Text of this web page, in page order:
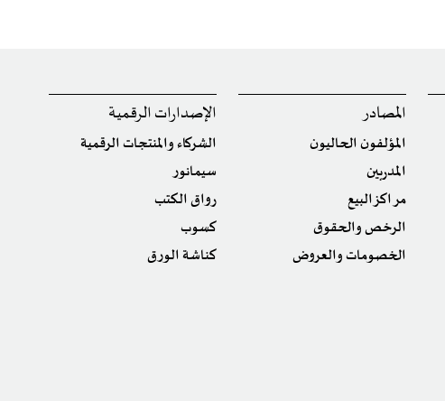
المصادر
المؤلفون الحاليون
المدربين
مراكز البيع
الرخص والحقوق
الخصومات والعروض
الإصدارات الرقمية
الشركاء والمنتجات الرقمية
سيمانور
رواق الكتب
كسوب
كناشة الورق